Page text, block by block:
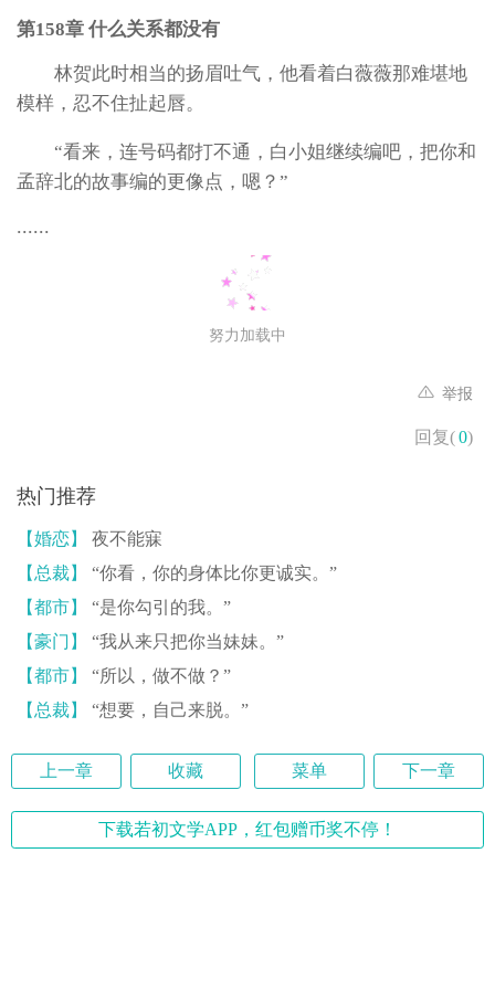
第158章 什么关系都没有
林贺此时相当的扬眉吐气，他看着白薇薇那难堪地
模样，忍不住扯起唇。
“看来，连号码都打不通，白小姐继续编吧，把你和
孟辞北的故事编的更像点，嗯？”
......
努力加载中
举报
回复(0)
热门推荐
【婚恋】
夜不能寐
【总裁】
“你看，你的身体比你更诚实。”
【都市】
“是你勾引的我。”
【豪门】
“我从来只把你当妹妹。”
【都市】
“所以，做不做？”
【总裁】
“想要，自己来脱。”
上一章 收藏 菜单 下一章
下载若初文学APP，红包赠币奖不停！